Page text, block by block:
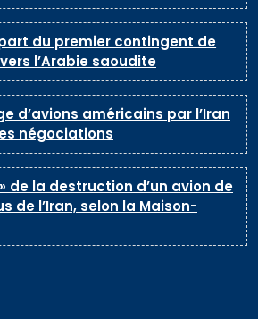
du premier contingent de
l’Arabie saoudite
d’avions américains par l’Iran
négociations
de la destruction d’un avion de
de l’Iran, selon la Maison-